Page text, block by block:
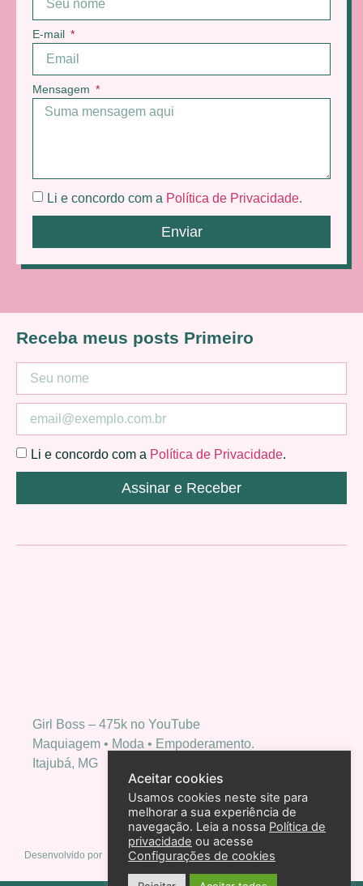
E-mail
Mensagem
Li e concordo com a Política de Privacidade.
Enviar
Girl Boss – 475k no YouTube
Maquiagem • Moda • Empoderamento.
Itajubá, MG
Receba meus posts Primeiro
Li e concordo com a Política de Privacidade.
Assinar e Receber
Desenvolvido por
Aceitar cookies
Usamos cookies neste site para
melhorar a sua experiência de
navegação. Leia a nossa Política de
privacidade ou acesse
Configurações de cookies